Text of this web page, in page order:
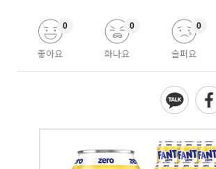
좋아요
0
화나요
0
슬퍼요
0